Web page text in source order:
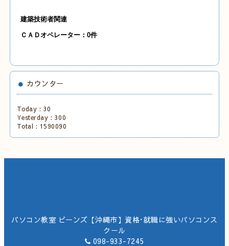
建築技術者関連
Ｃ ＡＤオペレーター：0件
カウンター
Today : 30
Yesterday : 300
Total : 1590090
パソコン教室 ビーンズ【沖縄市】資格･就職に強いパソコンス
クール
098-933-7245